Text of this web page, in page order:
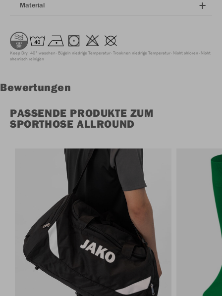
Material
Keep Dry 40° waschen Bügeln niedrige Temperatur Trocknen niedrige Temperatur Nicht chloren Nicht
chemisch reinigen
Bewertungen
PASSENDE PRODUKTE ZUM
SPORTHOSE ALLROUND